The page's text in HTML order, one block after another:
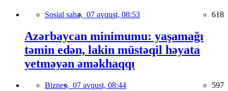
Sosial sahə, 07 avqust, 08:53 618
Azərbaycan minimumu: yaşamağı
təmin edən, lakin müstəqil həyata
yetməyən əməkhaqqı
Biznes, 07 avqust, 08:44 597